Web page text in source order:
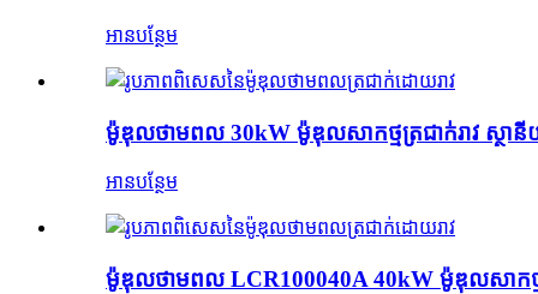
អានបន្ថែម
ម៉ូឌុលថាមពល 30kW ម៉ូឌុលសាកថ្មត្រជាក់រាវ ស្ថា
អានបន្ថែម
ម៉ូឌុលថាមពល LCR100040A 40kW ម៉ូឌុលសាកថ្ម